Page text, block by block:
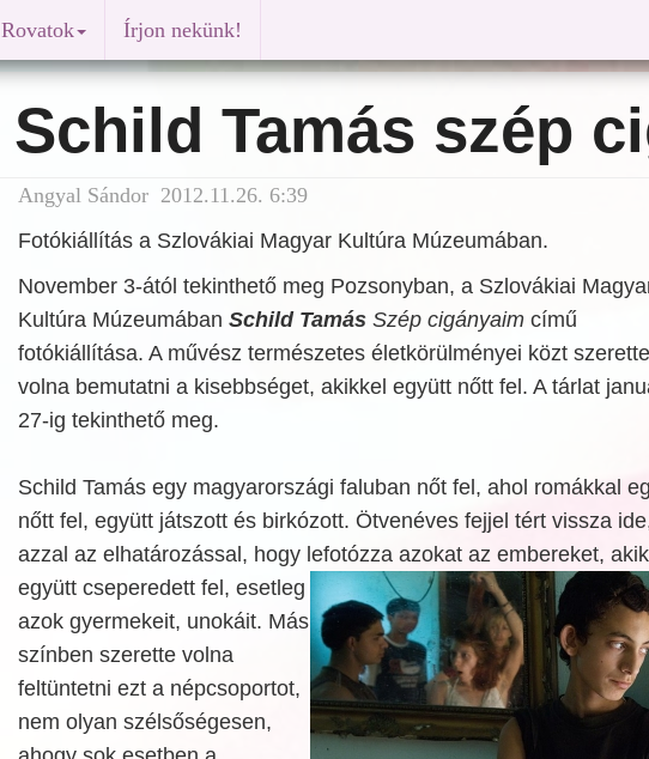
Rovatok Írjon nekünk!
Schild Tamás szép
Angyal Sándor 2012.11.26. 6:39
Fotókiállítás a Szlovákiai Magyar Kultúra Múzeumában.
November 3-ától tekinthető meg Pozsonyban, a Szlovákiai
Kultúra Múzeumában Schild TamásSzép cigányaimcímű
fotókiállítása. A művész természetes életkörülményei közt szerette
volna bemutatni a kisebbséget, akikkel együtt nőtt fel. A tárlat
27-ig tekinthető meg.
Schild Tamás egy magyarországi faluban nőt fel, ahol romákkal
nőtt fel, együtt játszott és birkózott. Ötvenéves fejjel tért vissza
azzal az elhatározással, hogy lefotózza azokat az embereket,
együtt cseperedett fel, esetleg
azok gyermekeit, unokáit. Más
színben szerette volna
feltüntetni ezt a népcsoportot,
nem olyan szélsőségesen,